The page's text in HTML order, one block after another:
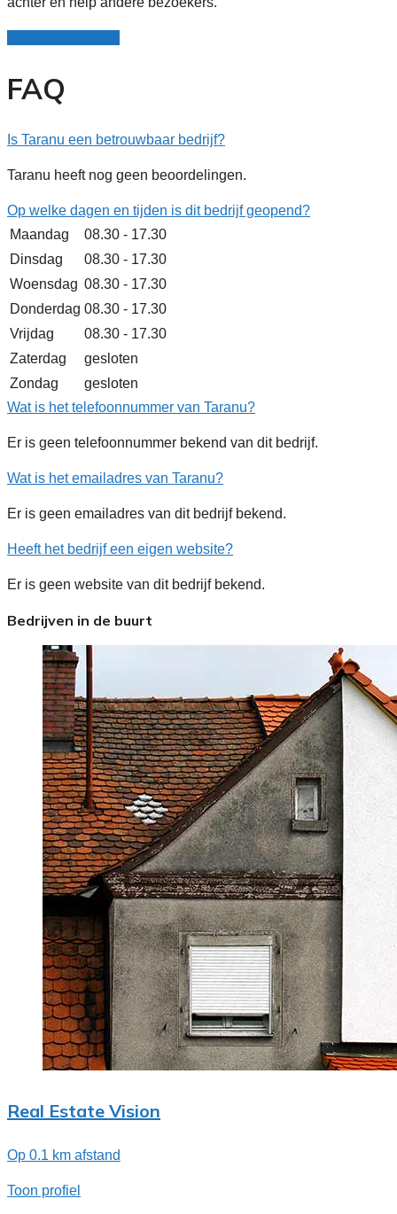
FAQ
Is Taranu een betrouwbaar bedrijf?
Taranu heeft nog geen beoordelingen.
Op welke dagen en tijden is dit bedrijf geopend?
Maandag
08.30 - 17.30
Dinsdag
08.30 - 17.30
Woensdag 08.30 - 17.30
Donderdag 08.30 - 17.30
Vrijdag
08.30 - 17.30
Zaterdag
gesloten
Zondag
gesloten
Wat is het telefoonnummer van Taranu?
Er is geen telefoonnummer bekend van dit bedrijf.
Wat is het emailadres van Taranu?
Er is geen emailadres van dit bedrijf bekend.
Heeft het bedrijf een eigen website?
Er is geen website van dit bedrijf bekend.
Bedrijven in de buurt
Real Estate Vision
Op 0.1 km afstand
Toon profiel